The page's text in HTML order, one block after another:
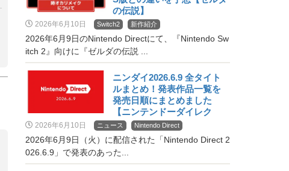
の伝説】
2026年6月10日 Switch2 新作紹介
2026年6月9日のNintendo Directにて、『Nintendo Sw
itch 2』向けに『ゼルダの伝説 ...
ニンダイ2026.6.9 全タイト
ルまとめ！発表作品一覧を
発売日順にまとめました
【ニンテンドーダイレク
ト】
2026年6月10日 ニュース Nintendo Direct
2026年6月9日（火）に配信された「Nintendo Direct 2
026.6.9」で発表のあった...